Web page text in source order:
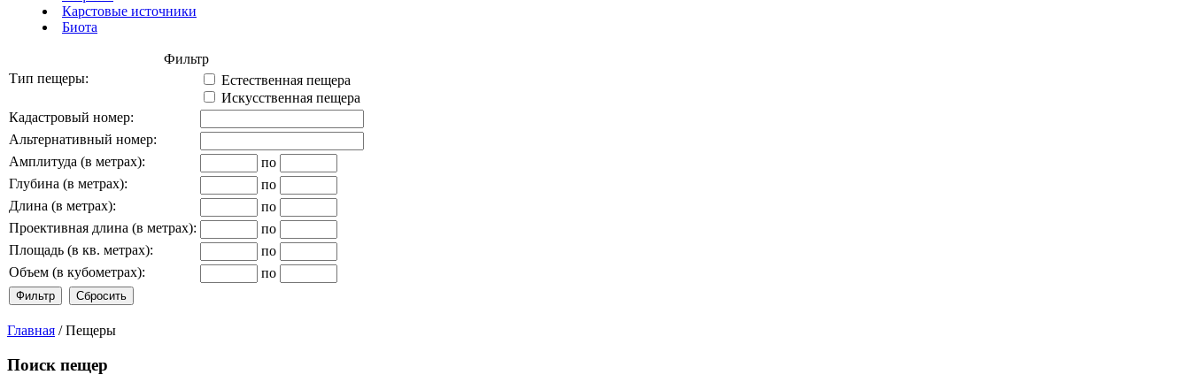
Карстовые источники
Биота
Фильтр
Тип пещеры:
Естественная пещера
Искусственная пещера
Кадастровый номер:
Альтернативный номер:
Амплитуда (в метрах):
по
Глубина (в метрах):
по
Длина (в метрах):
по
Проективная длина (в метрах):
по
Площадь (в кв. метрах):
по
Объем (в кубометрах):
по
Главная / Пещеры
Поиск пещер